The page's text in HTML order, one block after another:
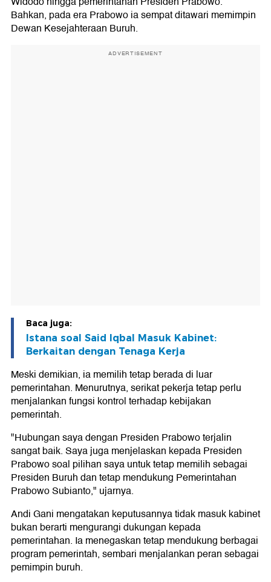
Bahkan, pada era Prabowo ia sempat ditawari memimpin
Dewan Kesejahteraan Buruh.
ADVERTISEMENT
Baca juga:
Istana soal Said Iqbal Masuk Kabinet:
Berkaitan dengan Tenaga Kerja
Meski demikian, ia memilih tetap berada di luar
pemerintahan. Menurutnya, serikat pekerja tetap perlu
menjalankan fungsi kontrol terhadap kebijakan
pemerintah.
"Hubungan saya dengan Presiden Prabowo terjalin
sangat baik. Saya juga menjelaskan kepada Presiden
Prabowo soal pilihan saya untuk tetap memilih sebagai
Presiden Buruh dan tetap mendukung Pemerintahan
Prabowo Subianto," ujarnya.
Andi Gani mengatakan keputusannya tidak masuk kabinet
bukan berarti mengurangi dukungan kepada
pemerintahan. Ia menegaskan tetap mendukung berbagai
program pemerintah, sembari menjalankan peran sebagai
pemimpin buruh.